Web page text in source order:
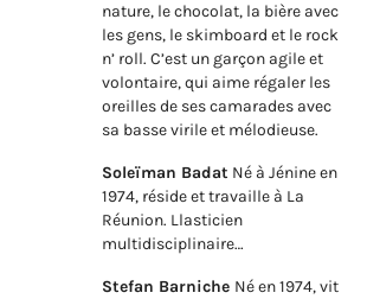
nature, le chocolat, la bière avec
les gens, le skimboard et le rock
n’ roll. C’est un garçon agile et
volontaire, qui aime régaler les
oreilles de ses camarades avec
sa basse virile et mélodieuse.
Soleïman Badat Né à Jénine en
1974, réside et travaille à La
Réunion. Llasticien
multidisciplinaire…
Stefan Barniche Né en 1974, vit